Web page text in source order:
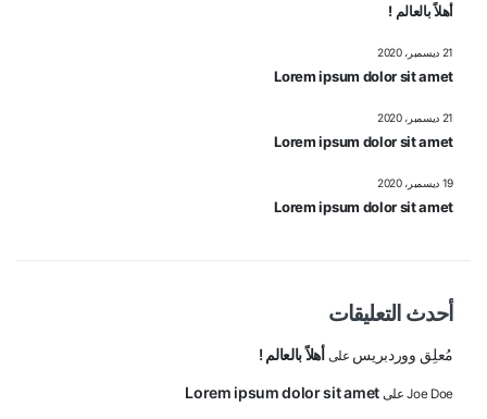
أهلاً بالعالم !
Lorem ipsum dolor sit amet
21 ديسمبر، 2020
Lorem ipsum dolor sit amet
21 ديسمبر، 2020
Lorem ipsum dolor sit amet
19 ديسمبر، 2020
أحدث التعليقات
مُعلِق ووردبريس على أهلاً بالعالم !
Joe DoeعلىLorem ipsum dolor sit amet